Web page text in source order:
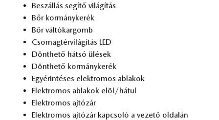
Be­szál­lás se­gí­tő vi­lá­gí­tás
Bőr kor­mány­ke­rék
Bőr vál­tó­kar­gomb
Cso­mag­tér­vi­lá­gí­tás LED
Dönt­he­tő hát­só ülé­sek
Dönt­he­tő kor­mány­ke­rék
Egy­érin­té­ses elekt­ro­mos ab­la­kok
Elekt­ro­mos ab­la­kok elöl/há­tul
Elekt­ro­mos aj­tó­zár
Elekt­ro­mos aj­tó­zár kap­cso­ló a ve­ze­tő ol­da­lán